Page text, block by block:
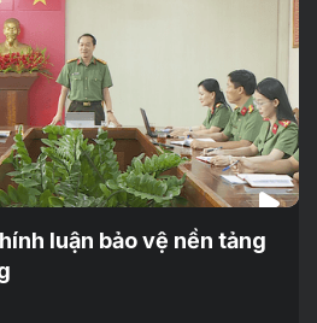
luận bảo vệ nền tảng